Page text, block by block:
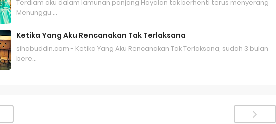
Terdiam aku dalam lamunan panjang Hayalan tak berhenti terus menyerang
Menunggu …
Ketika Yang Aku Rencanakan Tak Terlaksana
sihabuddin.com - Ketika Yang Aku Rencanakan Tak Terlaksana, sudah 3 bulan
bere…